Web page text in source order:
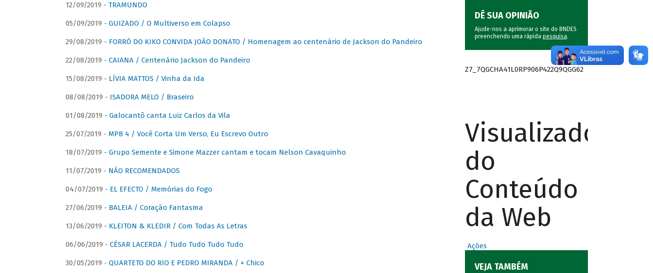
12/09/2019 - TRAMUNDO
05/09/2019 - GUIZADO / O Multiverso em Colapso
29/08/2019 - FORRÓ DO KIKO CONVIDA JOÃO DONATO / Homenagem ao centenário de Jackson do Pandeiro
22/08/2019 - CAIANA / Centenário Jackson do Pandeiro
15/08/2019 - LÍVIA MATTOS / Vinha da Ida
08/08/2019 - ISADORA MELO / Braseiro
01/08/2019 - Galocantô canta Luiz Carlos da Vila
25/07/2019 - MPB 4 / Você Corta Um Verso, Eu Escrevo Outro
18/07/2019 - Grupo Semente e Simone Mazzer cantam e tocam Nelson Cavaquinho
11/07/2019 - NÃO RECOMENDADOS
04/07/2019 - EL EFECTO / Memórias do Fogo
27/06/2019 - BALEIA / Coração Fantasma
13/06/2019 - KLEITON & KLEDIR / Com Todas As Letras
06/06/2019 - CÉSAR LACERDA / Tudo Tudo Tudo Tudo
30/05/2019 - QUARTETO DO RIO E PEDRO MIRANDA / + Chico
DÊ SUA OPINIÃO
Ajude-nos a aprimorar o site do BNDES
preenchendo uma rápida pesquisa.
Z7_7QGCHA41L0RP906P422Q9QGG62
Visualizador
do
Conteúdo
da Web
Ações
VEJA TAMBÉM